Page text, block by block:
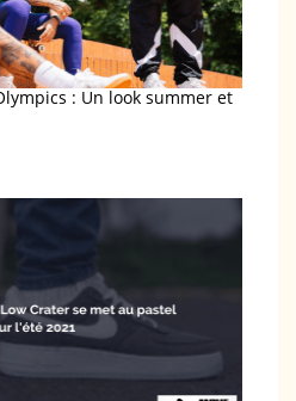
: Un look summer et